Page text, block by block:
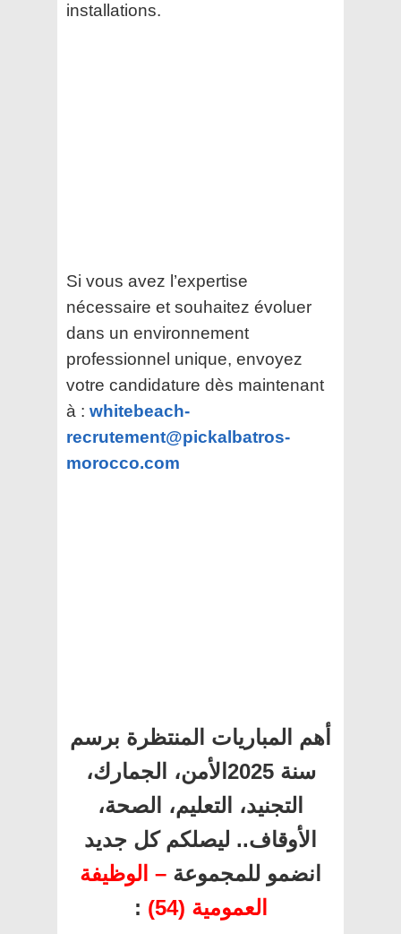
installations.
Si vous avez l’expertise
nécessaire et souhaitez évoluer
dans un environnement
professionnel unique, envoyez
votre candidature dès maintenant
à : whitebeach-
recrutement@pickalbatros-
morocco.com
أهم المباريات المنتظرة برسم
سنة 2025الأمن، الجمارك،
التجنيد، التعليم، الصحة،
الأوقاف.. ليصلكم كل جديد
انضمو للمجموعة – الوظيفة
العمومية (54)
: